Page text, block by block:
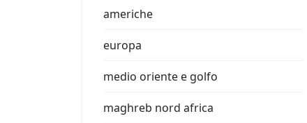
americhe
europa
medio oriente e golfo
maghreb nord africa